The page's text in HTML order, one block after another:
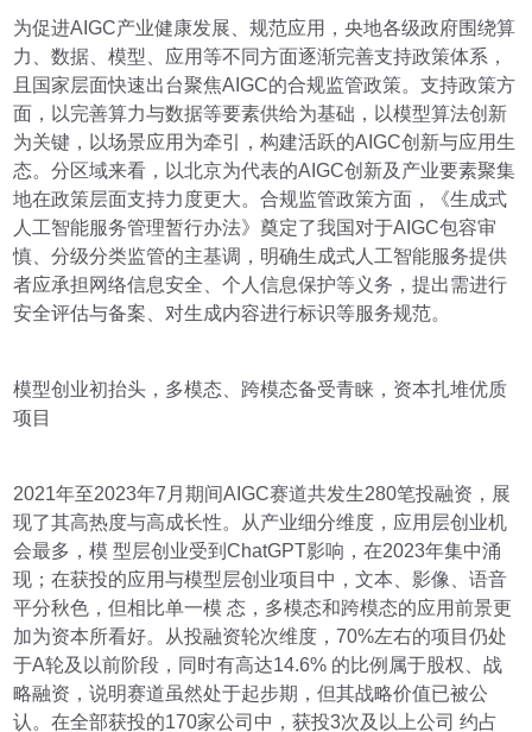
为促进AIGC产业健康发展、规范应用，央地各级政府围绕算
力、数据、模型、应用等不同方面逐渐完善支持政策体系，
且国家层面快速出台聚焦AIGC的合规监管政策。支持政策方
面，以完善算力与数据等要素供给为基础，以模型算法创新
为关键，以场景应用为牵引，构建活跃的AIGC创新与应用生
态。分区域来看，以北京为代表的AIGC创新及产业要素聚集
地在政策层面支持力度更大。合规监管政策方面，《生成式
人工智能服务管理暂行办法》奠定了我国对于AIGC包容审
慎、分级分类监管的主基调，明确生成式人工智能服务提供
者应承担网络信息安全、个人信息保护等义务，提出需进行
安全评估与备案、对生成内容进行标识等服务规范。
模型创业初抬头，多模态、跨模态备受青睐，资本扎堆优质
项目
2021年至2023年7月期间AIGC赛道共发生280笔投融资，展
现了其高热度与高成长性。从产业细分维度，应用层创业机
会最多，模 型层创业受到ChatGPT影响，在2023年集中涌
现；在获投的应用与模型层创业项目中，文本、影像、语音
平分秋色，但相比单一模 态，多模态和跨模态的应用前景更
加为资本所看好。从投融资轮次维度，70%左右的项目仍处
于A轮及以前阶段，同时有高达14.6% 的比例属于股权、战
略融资，说明赛道虽然处于起步期，但其战略价值已被公
认。在全部获投的170家公司中，获投3次及以上公司 约占